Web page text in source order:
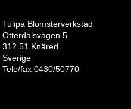
Tulipa Blomsterverkstad
Otterdalsvägen 5
312 51 Knäred
Sverige
Tele/fax 0430/50770